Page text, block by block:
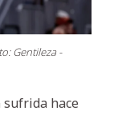
Gentileza -
hace